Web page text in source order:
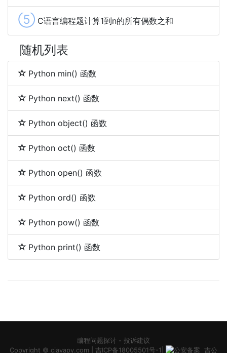
⑤ C语言编程题计算1到n的所有偶数之和
随机列表
Python min() 函数
Python next() 函数
Python object() 函数
Python oct() 函数
Python open() 函数
Python ord() 函数
Python pow() 函数
Python print() 函数
编程问题探讨 - 投诉建议
Copyright © cjavapy.com 吉ICP备18005501号-1 吉公